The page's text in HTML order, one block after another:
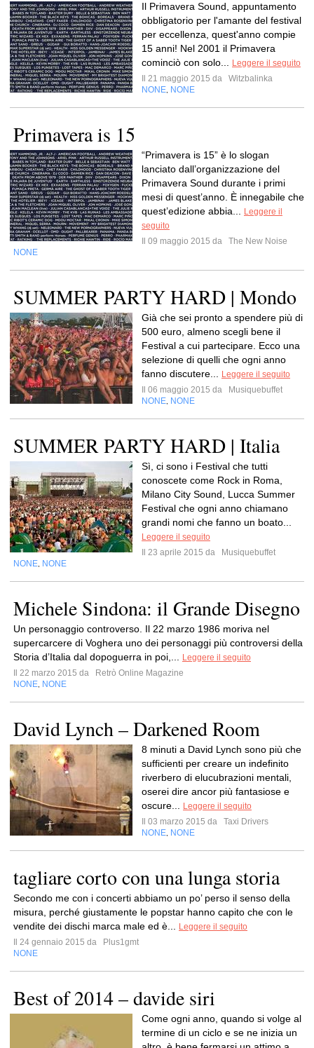
Il Primavera Sound, appuntamento
obbligatorio per l'amante del festival
per eccellenza, quest'anno compie
15 anni! Nel 2001 il Primavera
cominciò con solo...
Leggere il seguito
Il 21 maggio 2015 da
Witzbalinka
NONE NONE
Primavera is 15
“Primavera is 15” è lo slogan
lanciato dall’organizzazione del
Primavera Sound durante i primi
mesi di quest’anno. È innegabile che
quest’edizione abbia...
Leggere il
seguito
Il 09 maggio 2015 da
The New Noise
NONE
SUMMER PARTY HARD | Mondo
Già che sei pronto a spendere più di
500 euro, almeno scegli bene il
Festival a cui partecipare. Ecco una
selezione di quelli che ogni anno
fanno discutere...
Leggere il seguito
Il 06 maggio 2015 da
Musiquebuffet
NONE NONE
SUMMER PARTY HARD | Italia
Sì, ci sono i Festival che tutti
conoscete come Rock in Roma,
Milano City Sound, Lucca Summer
Festival che ogni anno chiamano
grandi nomi che fanno un boato...
Leggere il seguito
Il 23 aprile 2015 da
Musiquebuffet
NONE NONE
Michele Sindona: il Grande Disegno
Un personaggio controverso. Il 22 marzo 1986 moriva nel
supercarcere di Voghera uno dei personaggi più controversi della
Storia d’Italia dal dopoguerra in poi,...
Leggere il seguito
Il 22 marzo 2015 da
Retrò Online Magazine
NONE NONE
David Lynch – Darkened Room
8 minuti a David Lynch sono più che
sufficienti per creare un indefinito
riverbero di elucubrazioni mentali,
oserei dire ancor più fantasiose e
oscure...
Leggere il seguito
Il 03 marzo 2015 da
Taxi Drivers
NONE NONE
tagliare corto con una lunga storia
Secondo me con i concerti abbiamo un po’ perso il senso della
misura, perché giustamente le popstar hanno capito che con le
vendite dei dischi marca male ed è...
Leggere il seguito
Il 24 gennaio 2015 da
Plus1gmt
NONE
Best of 2014 – davide siri
Come ogni anno, quando si volge al
termine di un ciclo e se ne inizia un